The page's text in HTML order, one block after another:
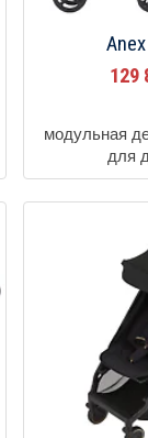
129
модульная
для